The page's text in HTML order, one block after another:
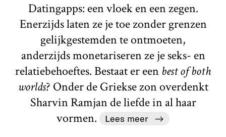
Datingapps: een vloek en een zegen.
Enerzijds laten ze je toe zonder grenzen
gelijkgestemden te ontmoeten,
anderzijds monetariseren ze je seks- en
relatiebehoeftes. Bestaat er een best of both
worlds? Onder de Griekse zon overdenkt
Sharvin Ramjan de liefde in al haar
vormen.
Lees meer